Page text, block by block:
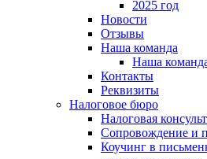
2025 год
Новости
Отзывы
Наша команда
Наша
Контакты
Реквизиты
Налоговое бюро
Налоговая
Cопровождение и
Коучинг в